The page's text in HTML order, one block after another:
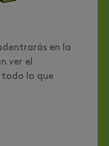
en la
ver el
todo lo que